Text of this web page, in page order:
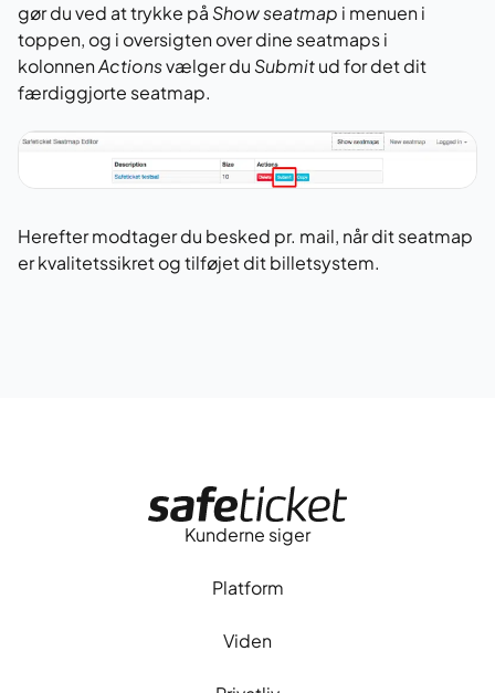
gør du ved at trykke påShow seatmap i menuen i
toppen, og i oversigten over dine seatmaps i
kolonnenActionsvælger duSubmitud for det dit
færdiggjorte seatmap.
Herefter modtager du besked pr. mail, når dit seatmap
er kvalitetssikret og tilføjet dit billetsystem.
Forside
Kunderne siger
Platform
Viden